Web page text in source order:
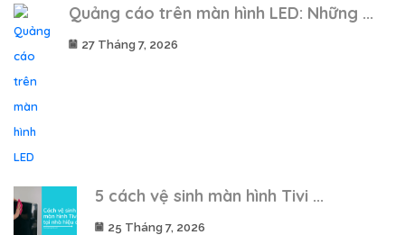
Quảng cáo trên màn hình LED: Những ...
27 Tháng 7, 2026
5 cách vệ sinh màn hình Tivi ...
25 Tháng 7, 2026